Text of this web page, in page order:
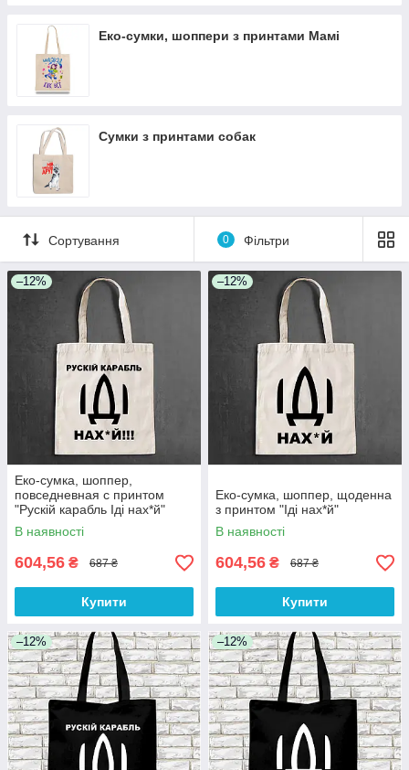
Еко-сумки, шоппери з принтами Мамі
Сумки з принтами собак
Сортування 0 Фільтри
–12%
Еко-сумка, шоппер,
повседневная с принтом
"Рускій карабль Іді нах*й"
В наявності
604,56 ₴ 687 ₴
Купити
–12%
Еко-сумка, шоппер, щоденна
з принтом "Іді нах*й"
В наявності
604,56 ₴ 687 ₴
Купити
–12% –12%